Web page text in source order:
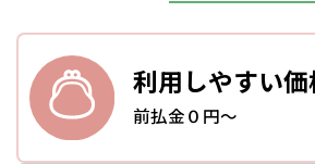
利用しやすい価
前払金０円～